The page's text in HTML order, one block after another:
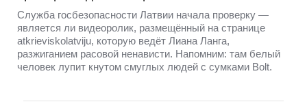
Служба госбезопасности Латвии начала проверку —
является ли видеоролик, размещённый на странице
atkrieviskolatviju, которую ведёт Лиана Ланга,
разжиганием расовой ненависти. Напомним: там белый
человек лупит кнутом смуглых людей с сумками Bolt.